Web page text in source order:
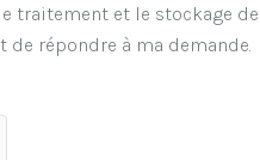
traitement et le stockage
répondre à ma demande.